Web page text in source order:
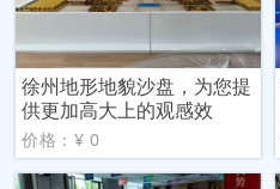
徐州地形地貌沙盘，为您提
供更加高大上的观感效
价格：¥ 0